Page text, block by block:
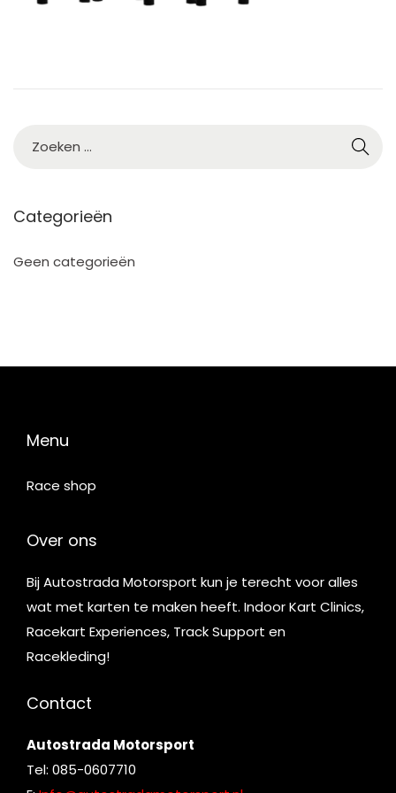
Categorieën
Geen categorieën
Menu
Race shop
Over ons
Bij Autostrada Motorsport kun je terecht voor alles
wat met karten te maken heeft. Indoor Kart Clinics,
Racekart Experiences, Track Support en
Racekleding!
Contact
Autostrada Motorsport
Tel: 085-0607710